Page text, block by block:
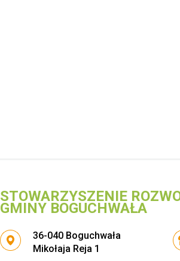
STOWARZYSZENIE
GMINY BOGUCHWAŁA
Adres pocztowy:
36-040 Boguchwała
Mikołaja Reja 1